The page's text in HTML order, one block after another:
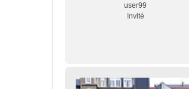
user99
Invité